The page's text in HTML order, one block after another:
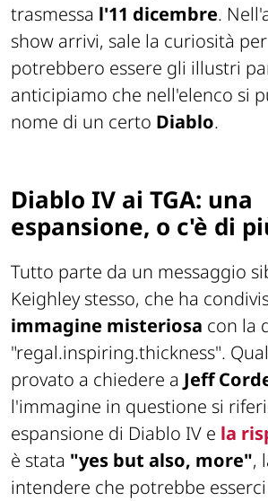
trasmessa l'11 dicembre.
show arrivi, sale la curiosità
potrebbero essere gli illustri
anticipiamo che nell'elenco si
nome di un certo Diablo.
Diablo IV ai TGA: una
espansione, o c'è di
Tutto parte da un messaggio
Keighley stesso, che ha
immagine misteriosa con la
"regal.inspiring.thickness".
provato a chiedere a Jeff
l'immagine in questione si
espansione di Diablo IV e la
è stata "yes but also, more",
intendere che potrebbe esserci